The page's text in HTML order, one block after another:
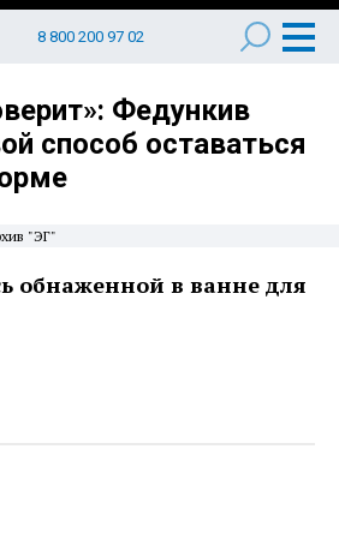
8 800 200 97 02
Федункив
способ оставаться
"ЭГ"
обнаженной в ванне для